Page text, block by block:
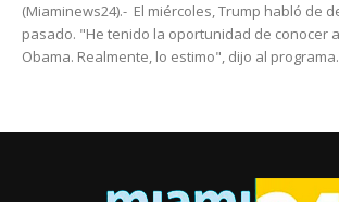
(Miaminews24).- El miércoles, Trump habló de
pasado. "He tenido la oportunidad de conocer
Obama. Realmente, lo estimo", dijo al